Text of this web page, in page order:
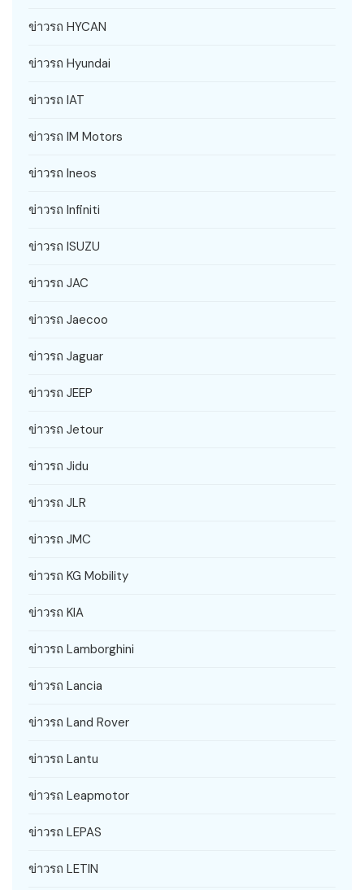
ข่าวรถ HYCAN
ข่าวรถ Hyundai
ข่าวรถ IAT
ข่าวรถ IM Motors
ข่าวรถ Ineos
ข่าวรถ Infiniti
ข่าวรถ ISUZU
ข่าวรถ JAC
ข่าวรถ Jaecoo
ข่าวรถ Jaguar
ข่าวรถ JEEP
ข่าวรถ Jetour
ข่าวรถ Jidu
ข่าวรถ JLR
ข่าวรถ JMC
ข่าวรถ KG Mobility
ข่าวรถ KIA
ข่าวรถ Lamborghini
ข่าวรถ Lancia
ข่าวรถ Land Rover
ข่าวรถ Lantu
ข่าวรถ Leapmotor
ข่าวรถ LEPAS
ข่าวรถ LETIN